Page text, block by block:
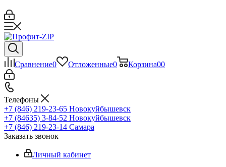
Сравнение0 Отложенные0 Корзина00
Телефоны
+7 (846) 219-23-65 Новокуйбышевск
+7 (84635) 3-84-52 Новокуйбышевск
+7 (846) 219-23-14 Самара
Заказать звонок
Личный кабинет